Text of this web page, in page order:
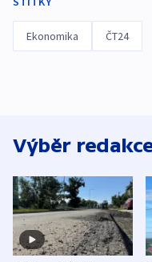
Ekonomika ČT24
Výběr